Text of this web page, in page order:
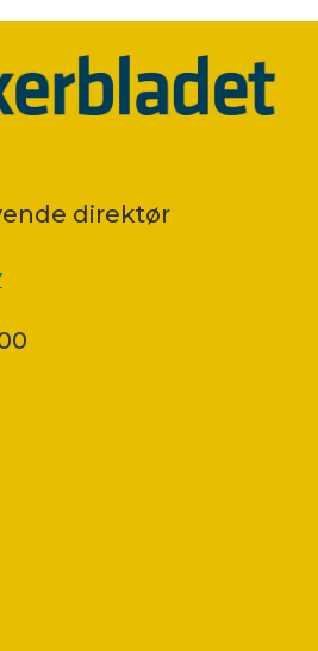
direktør